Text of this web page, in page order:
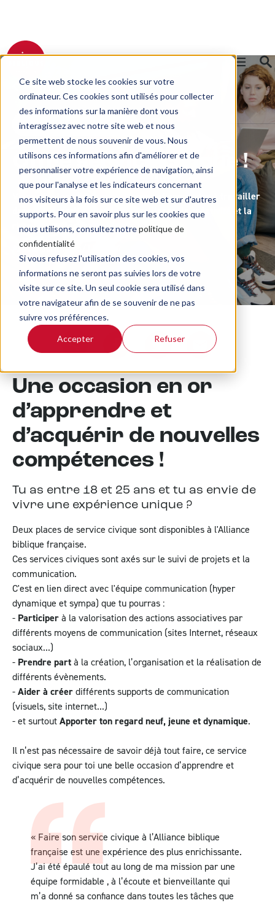
Ce site web stocke les cookies sur votre
ordinateur. Ces cookies sont utilisés pour collecter
des informations sur la manière dont vous
interagissez avec notre site web et nous
permettent de nous souvenir de vous. Nous
utilisons ces informations afin d'améliorer et de
personnaliser votre expérience de navigation, ainsi
que pour l'analyse et les indicateurs concernant
nos visiteurs à la fois sur ce site web et sur d'autres
supports. Pour en savoir plus sur les cookies que
nous utilisons, consultez notrepolitique de
confidentialité
Si vous refusez l'utilisation des cookies, vos
informations ne seront pas suivies lors de votre
visite sur ce site. Un seul cookie sera utilisé dans
votre navigateur afin de se souvenir de ne pas
suivre vos préférences.
Accepter Refuser
RETOUR AU BLOG
Alliance biblique française
Offre service civique !
Viens développer tes compétences et apprendre à travailler
dans une association où la bienveillance, la créativité et la
rigueur sont les maîtres-mots !
Article écrit le 05/11/2024
Une occasion en or
d’apprendre et
d’acquérir de nouvelles
compétences !
Tu as entre 18 et 25 ans et tu as envie de
vivre une expérience unique ?
Deux places de service civique sont disponibles à l'Alliance
biblique française.
Ces services civiques sont axés sur le suivi de projets et la
communication.
C'est en lien direct avec l'équipe communication (hyper
dynamique et sympa) que tu pourras :
- Participerà la valorisation des actions associatives par
différents moyens de communication (sites Internet, réseaux
sociaux...)
- Prendre partà la création, l’organisation et la réalisation de
différents évènements.
-Aider à créerdifférents supports de communication
(visuels, site internet...)
- et surtoutApporter ton regard neuf, jeune et dynamique.
Il n’est pas nécessaire de savoir déjà tout faire, ce service
civique sera pour toi une belle occasion d’apprendre et
d’acquérir de nouvelles compétences.
« Faire son service civique à l’Alliance biblique
française est une expérience des plus enrichissante.
J’ai été épaulé tout au long de ma mission par une
équipe formidable , à l’écoute et bienveillante qui
m’a donné sa confiance dans toutes lestâches que